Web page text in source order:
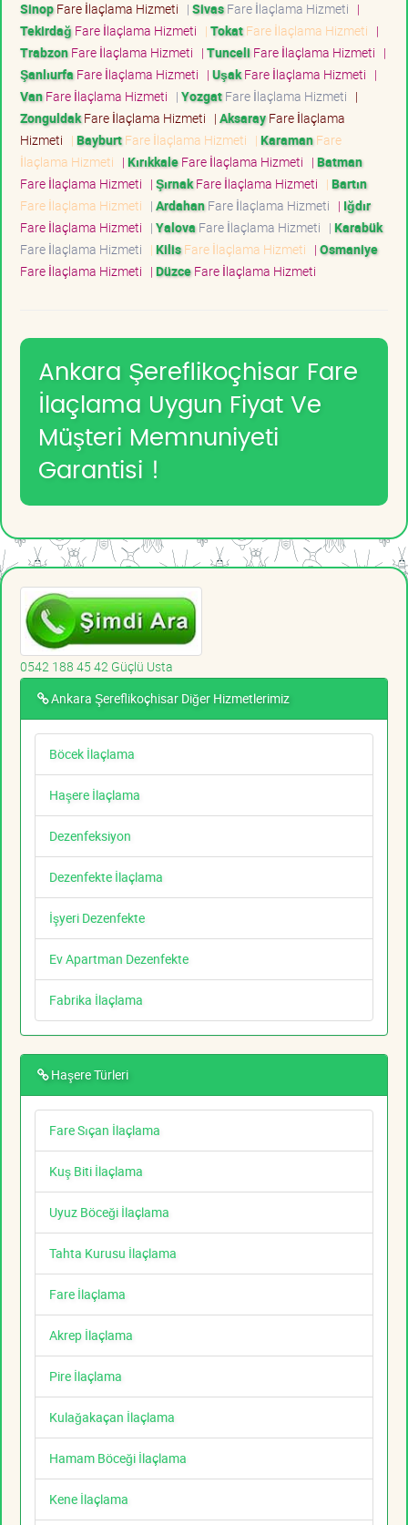
SinopFare İlaçlama Hizmeti | SivasFare İlaçlama Hizmeti |
Tekirdağ Fare İlaçlama Hizmeti | TokatFare İlaçlama Hizmeti |
TrabzonFare İlaçlama Hizmeti | Tunceli Fare İlaçlama Hizmeti |
Şanlıurfa Fare İlaçlama Hizmeti | UşakFare İlaçlama Hizmeti |
VanFare İlaçlama Hizmeti | YozgatFare İlaçlama Hizmeti |
ZonguldakFare İlaçlama Hizmeti | AksarayFare İlaçlama
Hizmeti | BayburtFare İlaçlama Hizmeti | KaramanFare
İlaçlama Hizmeti | KırıkkaleFare İlaçlama Hizmeti | Batman
Fare İlaçlama Hizmeti | ŞırnakFare İlaçlama Hizmeti | Bartın
Fare İlaçlama Hizmeti | ArdahanFare İlaçlama Hizmeti | Iğdır
Fare İlaçlama Hizmeti | Yalova Fare İlaçlama Hizmeti | Karabük
Fare İlaçlama Hizmeti | KilisFare İlaçlama Hizmeti | Osmaniye
Fare İlaçlama Hizmeti | DüzceFare İlaçlama Hizmeti
Ankara Şereflikoçhisar Fare
İlaçlama Uygun Fiyat Ve
Müşteri Memnuniyeti
Garantisi !
0542 188 45 42 Güçlü Usta
Ankara Şereflikoçhisar Diğer Hizmetlerimiz
Böcek İlaçlama
Haşere İlaçlama
Dezenfeksiyon
Dezenfekte İlaçlama
İşyeri Dezenfekte
Ev Apartman Dezenfekte
Fabrika İlaçlama
Haşere Türleri
Fare Sıçan İlaçlama
Kuş Biti İlaçlama
Uyuz Böceği İlaçlama
Tahta Kurusu İlaçlama
Fare İlaçlama
Akrep İlaçlama
Pire İlaçlama
Kulağakaçan İlaçlama
Hamam Böceği İlaçlama
Kene İlaçlama